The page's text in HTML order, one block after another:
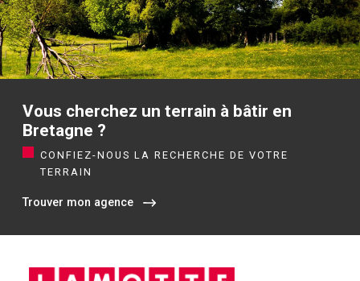
Vous cherchez un terrain à bâtir en
Bretagne ?
CONFIEZ-NOUS LA RECHERCHE DE VOTRE
TERRAIN
Trouver mon agence